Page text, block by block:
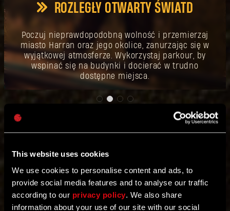
This website uses cookies
We use cookies to personalise content and ads, to
provide social media features and to analyse our traffic
according to our privacy policy . We also share
information about your use of our site with our social
ROZLEGŁY OTWARTY ŚWIATD
Poczuj nieprawdopodobną wolność i przemierzaj
miasto Harran oraz jego okolice, zanurzając się w
wyjątkowej atmosferze. Wykorzystaj parkour, by
wspinać się na budynki i docierać w trudno
dostępne miejsca.
CIESZ SIĘ PONAD 9 LATAMI DODATKOWEJ
ZAWARTOŚCI
Adres e-mail